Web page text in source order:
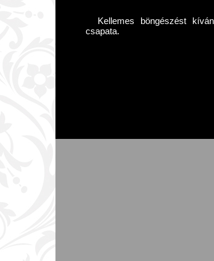
Kellemes böngészést
csapata.